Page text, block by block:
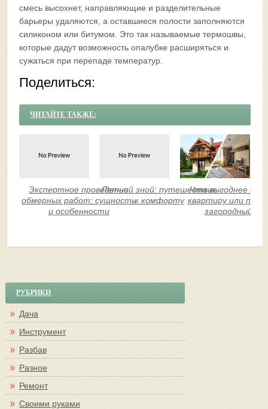
смесь высохнет, направляющие и разделительные
барьеры удаляются, а оставшиеся полости заполняются
силиконом или битумом. Это так называемые термошвы,
которые дадут возможность опалубке расширяться и
сужаться при перепаде температур.
Поделиться:
ЧИТАЙТЕ ТАКЖЕ:
Экспертное проведение
обмерных работ: сущность
и особенности
Летний зной: путешествие
к комфорту
Что выгоднее —
квартиру или
загородный
РУБРИКИ
Дача
Инструмент
Разбав
Разное
Ремонт
Своими руками